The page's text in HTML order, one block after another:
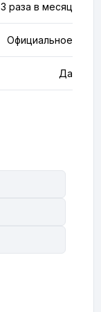
3 раза в месяц
Официальное
Да